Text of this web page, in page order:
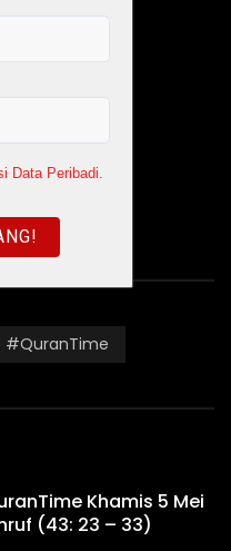
#QuranTime
Khamis 5 Mei
(43: 23 – 33)